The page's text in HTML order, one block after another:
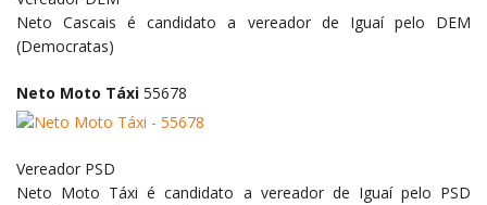
Neto Cascais é candidato a vereador de Iguaí pelo DEM
(Democratas)
Neto Moto Táxi 55678
Vereador PSD
Neto Moto Táxi é candidato a vereador de Iguaí pelo PSD